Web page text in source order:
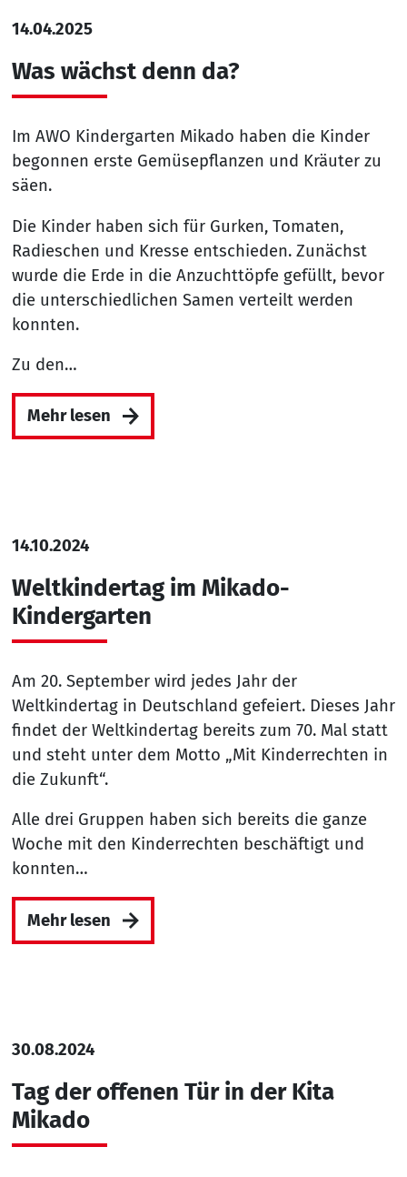
14.04.2025
Was wächst denn da?
Im AWO Kindergarten Mikado haben die Kinder
begonnen erste Gemüsepflanzen und Kräuter zu
säen.
Die Kinder haben sich für Gurken, Tomaten,
Radieschen und Kresse entschieden. Zunächst
wurde die Erde in die Anzuchttöpfe gefüllt, bevor
die unterschiedlichen Samen verteilt werden
konnten.
Zu den…
Mehr lesen
14.10.2024
Weltkindertag im Mikado-
Kindergarten
Am 20. September wird jedes Jahr der
Weltkindertag in Deutschland gefeiert. Dieses Jahr
findet der Weltkindertag bereits zum 70. Mal statt
und steht unter dem Motto „Mit Kinderrechten in
die Zukunft“.
Alle drei Gruppen haben sich bereits die ganze
Woche mit den Kinderrechten beschäftigt und
konnten…
Mehr lesen
30.08.2024
Tag der offenen Tür in der Kita
Mikado